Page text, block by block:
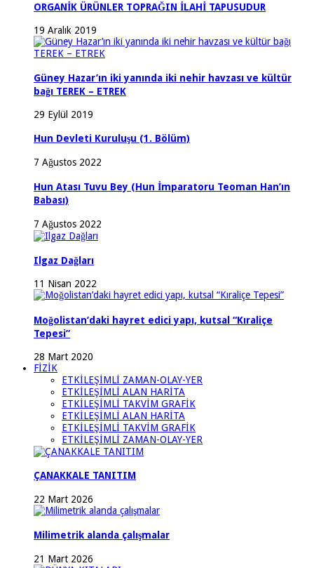
ORGANİK ÜRÜNLER TOPRAĞIN İLAHİ TAPUSUDUR
19 Aralık 2019
Güney Hazar’ın iki yanında iki nehir havzası ve kültür
bağı TEREK – ETREK
29 Eylül 2019
Hun Devleti Kuruluşu (1. Bölüm)
7 Ağustos 2022
Hun Atası Tuvu Bey (Hun İmparatoru Teoman Han’ın
Babası)
7 Ağustos 2022
Ilgaz Dağları
11 Nisan 2022
Moğolistan’daki hayret edici yapı, kutsal “Kıraliçe
Tepesi”
28 Mart 2020
FİZİK
ETKİLEŞİMLİ ZAMAN-OLAY-YER
ETKİLEŞİMLİ ALAN HARİTA
ETKİLEŞİMLİ TAKVİM GRAFİK
ETKİLEŞİMLİ ALAN HARİTA
ETKİLEŞİMLİ TAKVİM GRAFİK
ETKİLEŞİMLİ ZAMAN-OLAY-YER
ÇANAKKALE TANITIM
22 Mart 2026
Milimetrik alanda çalışmalar
21 Mart 2026